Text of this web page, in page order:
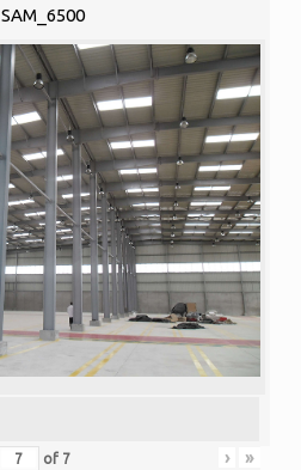
SAM_6500
of 7 › »